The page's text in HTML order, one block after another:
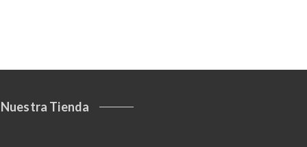
Nuestra Tienda